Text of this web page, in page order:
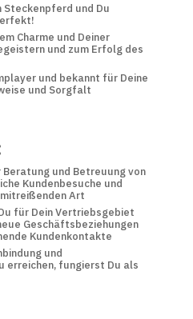
Steckenpferd und Du
Charme und Deiner
und zum Erfolg des
und bekannt für Deine
und Sorgfalt
und Betreuung von
Kundenbesuche und
Art
für Dein Vertriebsgebiet
Geschäftsbeziehungen
Kundenkontakte
und
erreichen, fungierst Du als